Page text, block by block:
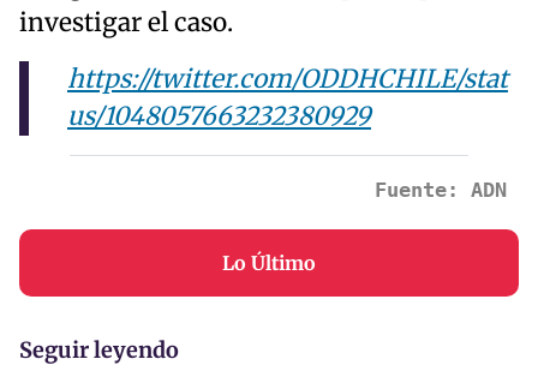
investigar el caso.
https://twitter.com/ODDHCHILE/stat
us/1048057663232380929
Fuente: ADN
Lo Último
Seguir leyendo